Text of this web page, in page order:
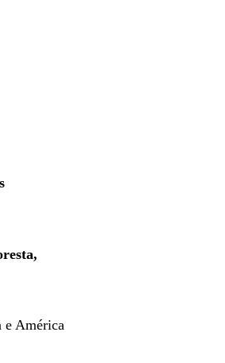
e América